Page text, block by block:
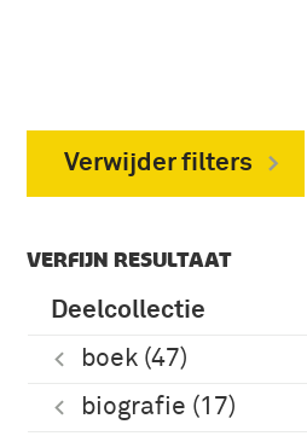
Verwijder filters
VERFIJN RESULTAAT
Deelcollectie
boek (47)
biografie (17)